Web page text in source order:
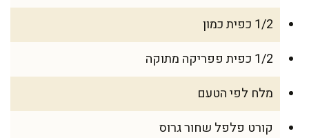
1/2 כפית כמון
1/2 כפית פפריקה מתוקה
מלח לפי הטעם
קורט פלפל שחור גרוס